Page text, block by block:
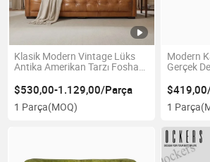
Klasik Modern Vintage Lüks
Antika Amerikan Tarzı Foshan
Mobilyası Chesterfield Tam
Deri Düğme Kapitone Ahşap
Çerçeve Kanepe Koltuk
$530,00-1.129,00/Parça
1 Parça(MOQ)
Modern
Gerçek
1 Parça